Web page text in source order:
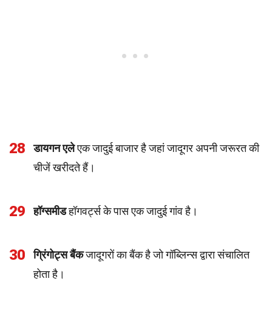
28 डायगन एलेएक जादुई बाजार है जहां जादूगर अपनी जरूरत की
चीजें खरीदते हैं।
29 हॉग्समीडहॉगवर्ट्स के पास एक जादुई गांव है।
30 ग्रिंगोट्स बैंकजादूगरों का बैंक है जो गॉब्लिन्स द्वारा संचालित
होता है।